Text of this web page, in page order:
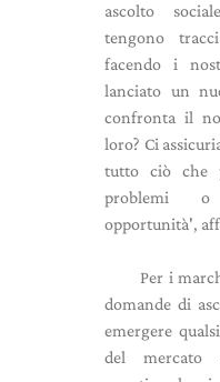
ascolto
tengono
facendo i
lanciato un
confronta il
loro? Ci
tutto ciò che
problemi o
opportunità',
Per i
domande di
emergere
del mercato